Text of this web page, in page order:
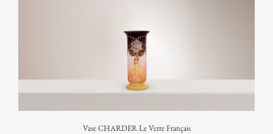
Vase CHARDER Le Verre Français